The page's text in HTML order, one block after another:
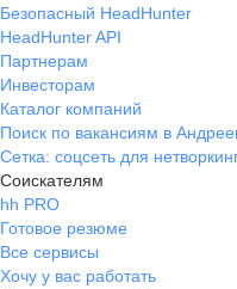
Безопасный HeadHunter
HeadHunter API
Партнерам
Инвесторам
Каталог компаний
Поиск по вакансиям в
Сетка: соцсеть для
Соискателям
hh PRO
Готовое резюме
Все сервисы
Хочу у вас работать